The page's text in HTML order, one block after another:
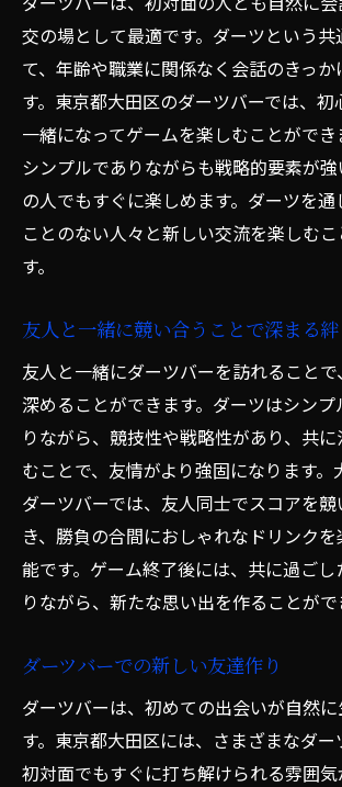
交の場として最適です。ダーツという共
て、年齢や職業に関係なく会話のきっか
す。東京都大田区のダーツバーでは、初
一緒になってゲームを楽しむことができ
シンプルでありながらも戦略的要素が
の人でもすぐに楽しめます。ダーツを通
ことのない人々と新しい交流を楽しむ
す。
友人と一緒に競い合うことで深まる絆
友人と一緒にダーツバーを訪れること
深めることができます。ダーツはシン
りながら、競技性や戦略性があり、共
むことで、友情がより強固になります。
ダーツバーでは、友人同士でスコアを
き、勝負の合間におしゃれなドリンク
能です。ゲーム終了後には、共に過ご
りながら、新たな思い出を作ることがで
ダーツバーでの新しい友達作り
ダーツバーは、初めての出会いが自然
す。東京都大田区には、さまざまなダー
初対面でもすぐに打ち解けられる雰囲